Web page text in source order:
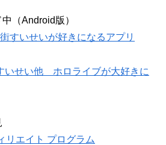
（Android版）
いせいが好きになるアプリ
いせい他 ホロライブが大好きに
リエイト プログラム